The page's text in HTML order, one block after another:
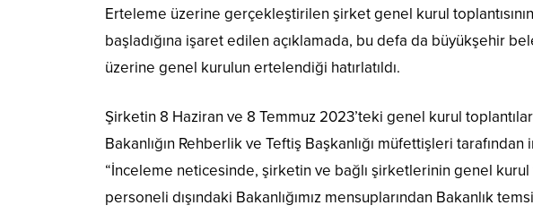
Erteleme üzerine gerçekleştirilen şirket genel kurul
başladığına işaret edilen açıklamada, bu defa da büyükşehir
üzerine genel kurulun ertelendiği hatırlatıldı.
Şirketin 8 Haziran ve 8 Temmuz 2023’teki genel kurul
Bakanlığın Rehberlik ve Teftiş Başkanlığı müfettişleri
“İnceleme neticesinde, şirketin ve bağlı şirketlerinin genel
personeli dışındaki Bakanlığımız mensuplarından Bakanlık